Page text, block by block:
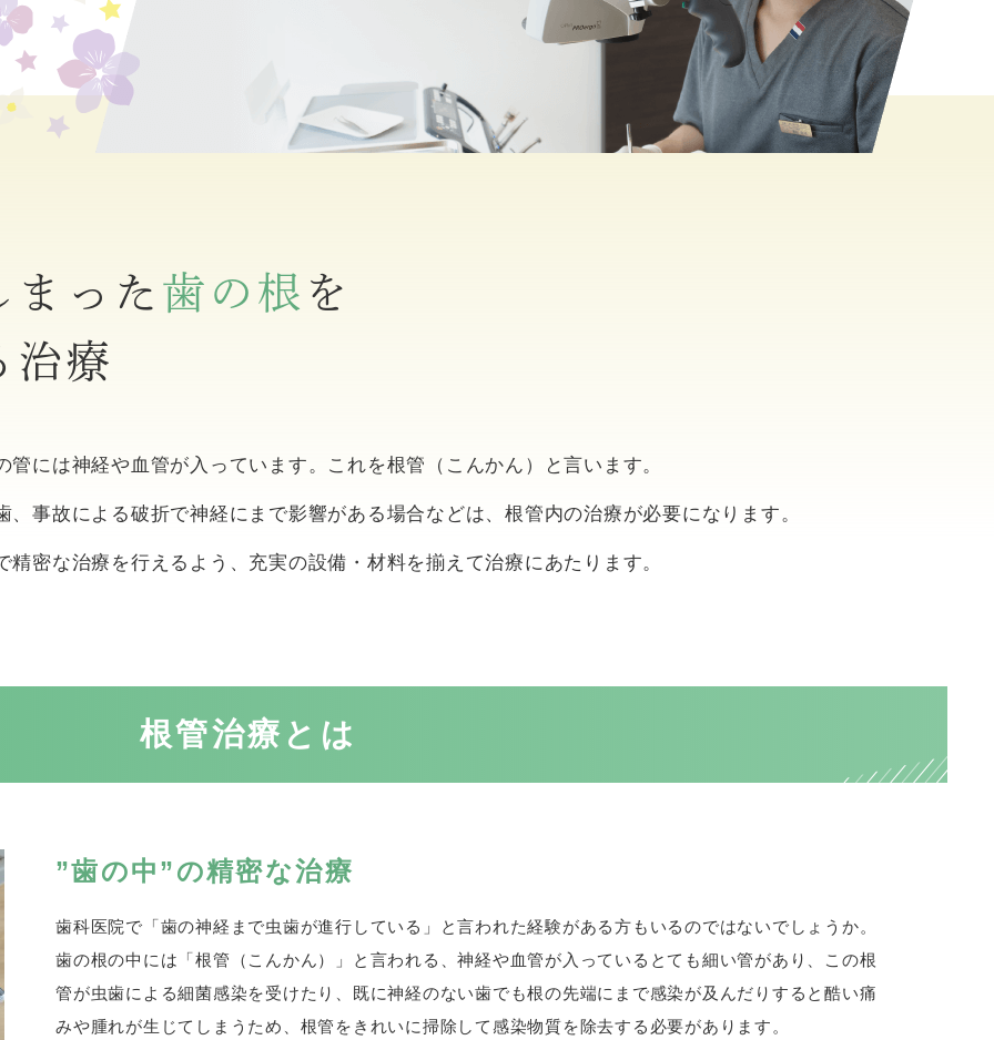
まった 歯の根 を
治療
には神経や血管が入っています。これを根管（こんかん）と言います。
事故による破折で神経にまで影響がある場合などは、根管内の治療が必要になります。
密な治療を行えるよう、充実の設備・材料を揃えて治療にあたります。
根管治療とは
”歯の中”の精密な治療
歯科医院で「歯の神経まで虫歯が進行している」と言われた経験がある方もいるのではないでしょうか。
歯の根の中には「根管（こんかん）」と言われる、神経や血管が入っているとても細い管があり、この根
管が虫歯による細菌感染を受けたり、既に神経のない歯でも根の先端にまで感染が及んだりすると酷い痛
みや腫れが生じてしまうため、根管をきれいに掃除して感染物質を除去する必要があります。